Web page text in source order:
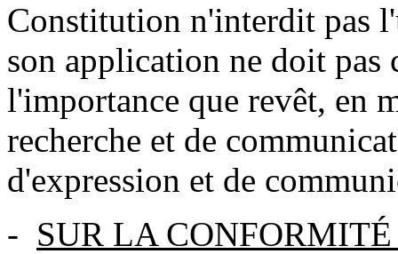
Constitution n'interdit pas
son application ne doit pas
l'importance que revêt, en
recherche et de
d'expression et de
- SUR LA